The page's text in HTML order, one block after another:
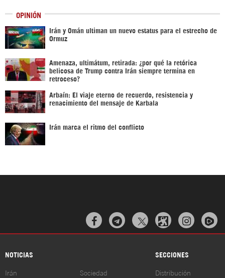
OPINIÓN
Irán y Omán ultiman un nuevo estatus para el estrecho de
Ormuz
Amenaza, ultimátum, retirada: ¿por qué la retórica
belicosa de Trump contra Irán siempre termina en
retroceso?
Arbaín: El viaje eterno de recuerdo, resistencia y
renacimiento del mensaje de Karbala
Irán marca el ritmo del conflicto
  
NOTICIAS SECCIONES
Irán Sociedad Distribución